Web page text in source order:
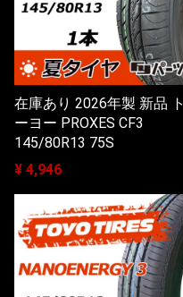
在庫あり 2026年製 新品 ト
ーヨー PROXES CF3
145/80R13 75S
¥ 4,946